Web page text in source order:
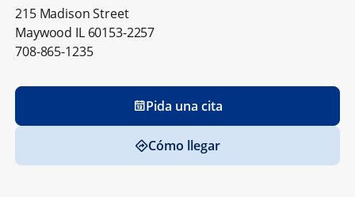
215 Madison Street
Maywood IL 60153-2257
708-865-1235
Pida una cita
Cómo llegar